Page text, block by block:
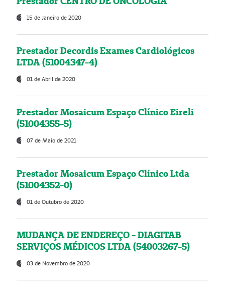
15 de Janeiro de 2020
Prestador Decordis Exames Cardiológicos
LTDA (51004347-4)
01 de Abril de 2020
Prestador Mosaicum Espaço Clínico Eireli
(51004355-5)
07 de Maio de 2021
Prestador Mosaicum Espaço Clínico Ltda
(51004352-0)
01 de Outubro de 2020
MUDANÇA DE ENDEREÇO - DIAGITAB
SERVIÇOS MÉDICOS LTDA (54003267-5)
03 de Novembro de 2020